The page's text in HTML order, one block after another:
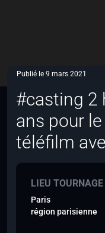
Publié le 9 mars 2021
#casting 2
ans pour
téléfilm
LIEU TOURNAGE
Paris
région parisienne